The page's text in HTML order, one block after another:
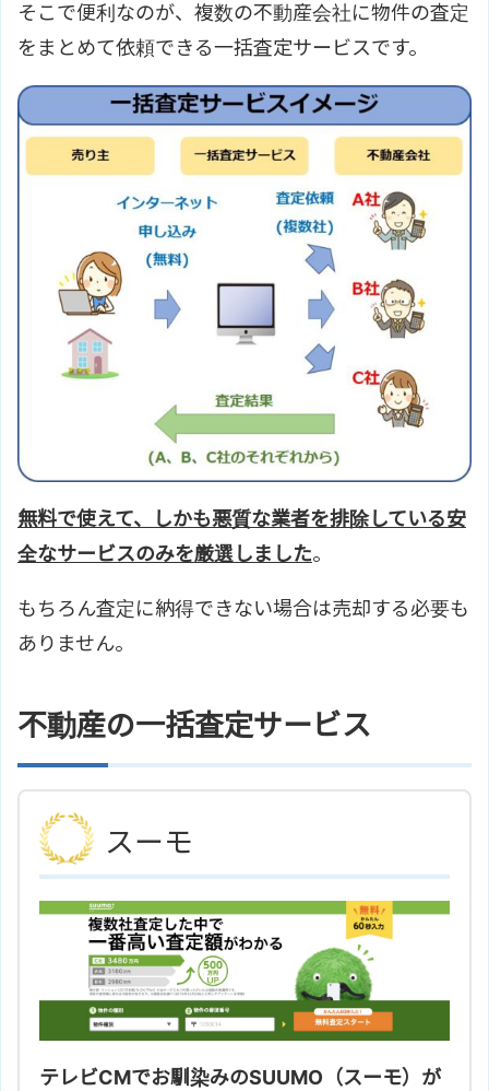
そこで便利なのが、複数の不動産会社に物件の査定
をまとめて依頼できる一括査定サービスです。
無料で使えて、しかも悪質な業者を排除している安
全なサービスのみを厳選しました。
もちろん査定に納得できない場合は売却する必要も
ありません。
不動産の一括査定サービス
スーモ
テレビCMでお馴染みのSUUMO（スーモ）が